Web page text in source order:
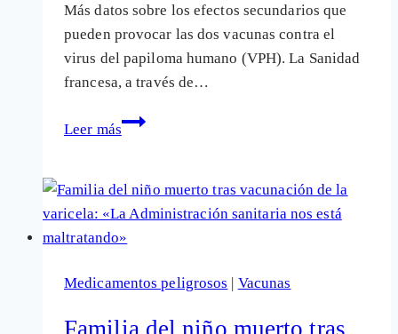
las
«oficiales»
Más datos sobre los efectos secundarios que
pueden provocar las dos vacunas contra el
virus del papiloma humano (VPH). La Sanidad
francesa, a través de…
Leer más
801
sufrido
graves
daños
por
Medicamentos peligrosos | Vacunas